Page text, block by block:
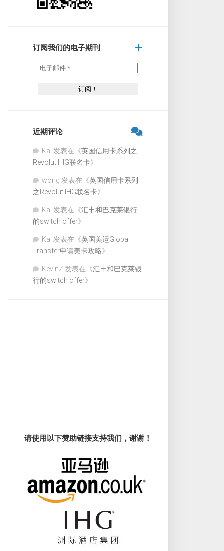
订阅我们的电子期刊
近期评论
Kai 发表在《英国信用卡系列之
Revolut IHG联名卡》
wong 发表在《英国信用卡系列
之Revolut IHG联名卡》
Kai 发表在《汇丰和巴克莱银行
的switch offer》
Kai 发表在《英国美运Global
Transfer申请美卡攻略》
KevinZ 发表在《汇丰和巴克莱银
行的switch offer》
请使用以下赞助链接支持我们，谢谢！